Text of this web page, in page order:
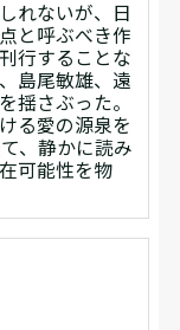
れないが、日
と呼ぶべき作
行することな
島尾敏雄、遠
揺さぶった。
る愛の源泉を
、静かに読み
可能性を物